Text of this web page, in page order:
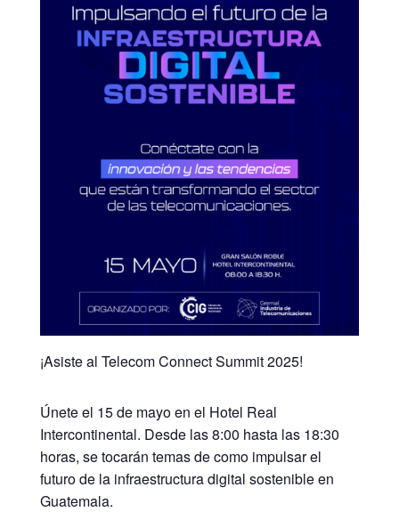
¡Asiste al Telecom Connect Summit 2025!
Únete el 15 de mayo en el Hotel Real
Intercontinental. Desde las 8:00 hasta las 18:30
horas, se tocarán temas de como impulsar el
futuro de la infraestructura digital sostenible en
Guatemala.